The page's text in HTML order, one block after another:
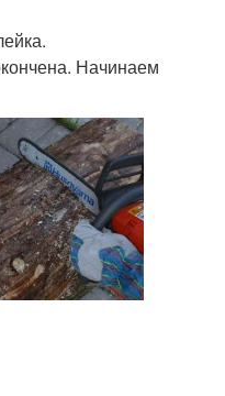
Начинаем